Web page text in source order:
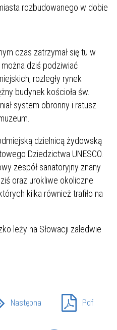
rozbudowanego w dobie
czas zatrzymał się tu w
dziś podziwiać
rozległy rynek
budynek kościoła św.
system obronny i ratusz
dzielnicą żydowską
Dziedzictwa UNESCO.
zespół sanatoryjny znany
oraz urokliwe okoliczne
kilka również trafiło na
leży na Słowacji zaledwie
Następna Pdf